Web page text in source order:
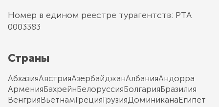
Номер в едином реестре турагентств: РТА
0003383
Страны
АбхазияАвстрияАзербайджанАлбанияАндорра
АрменияБахрейнБелоруссияБолгарияБразилия
ВенгрияВьетнамГрецияГрузияДоминиканаЕгипет